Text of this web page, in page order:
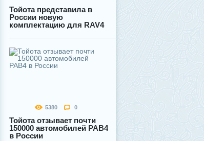
Тойота представила в
России новую
комплектацию для RAV4
5380 0
Тойота отзывает почти
150000 автомобилей РАВ4
в России